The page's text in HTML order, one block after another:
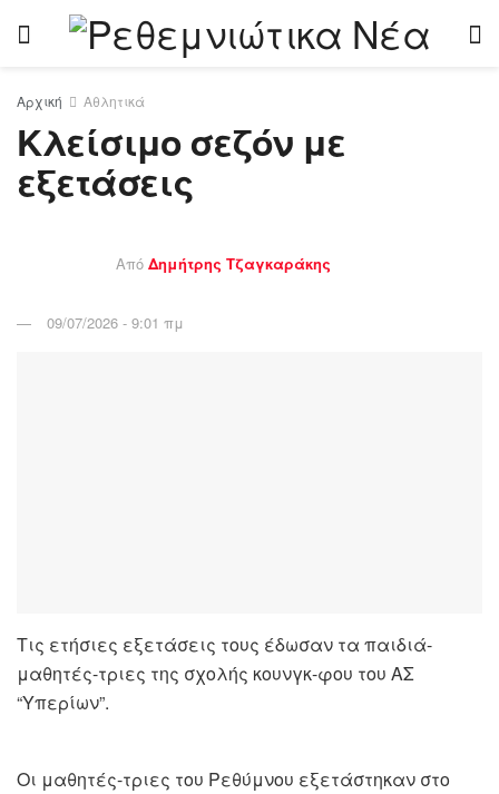
Αρχική Αθλητικά
Κλείσιμο σεζόν με
εξετάσεις
Από Δημήτρης Τζαγκαράκης
09/07/2026 - 9:01 πμ
Τις ετήσιες εξετάσεις τους έδωσαν τα παιδιά-
μαθητές-τριες της σχολής κουνγκ-φου του ΑΣ
“Υπερίων”.
Οι μαθητές-τριες του Ρεθύμνου εξετάστηκαν στο